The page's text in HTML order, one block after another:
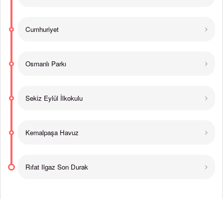
Cumhuriyet
Osmanlı Parkı
Sekiz Eylül İlkokulu
Kemalpaşa Havuz
Rıfat Ilgaz Son Durak